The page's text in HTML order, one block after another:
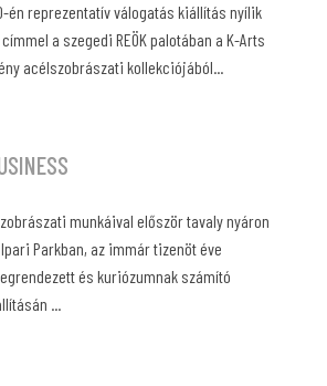
én reprezentatív válogatás kiállítás nyílik
a szegedi REÖK palotában a K-Arts
acélszobrászati kollekciójából...
munkáival először tavaly nyáron
Parkban, az immár tizenöt éve
és kuriózumnak számító
...